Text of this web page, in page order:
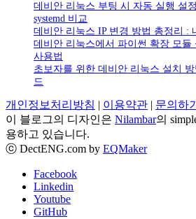
데비안 리눅스 부팅 시 자동 실행 설
systemd 비교
데비안 리눅스 IP 변경 방법 총정리 :
데비안 리눅스에서 파이썬 확장 모듈
사용법
초보자를 위한 데비안 리눅스 설치
드
개인정보처리방침 | 이용약관 | 문의하기
이 블로그의 디자인은 Nilambar의
용하고 있습니다.
ⓒ DectENG.com by EQMaker
Facebook
Linkedin
Youtube
GitHub